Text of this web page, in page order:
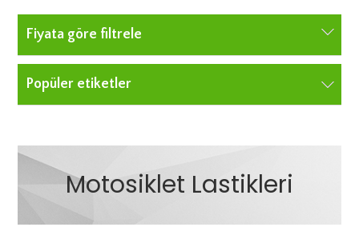
Fiyata göre filtrele
Popüler etiketler
Motosiklet Lastikleri